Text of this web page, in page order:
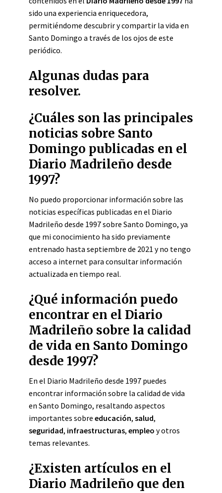
sido una experiencia enriquecedora,
permitiéndome descubrir y compartir la vida en
Santo Domingo a través de los ojos de este
periódico.
Algunas dudas para
resolver.
¿Cuáles son las principales
noticias sobre Santo
Domingo publicadas en el
Diario Madrileño desde
1997?
No puedo proporcionar información sobre las
noticias específicas publicadas en el Diario
Madrileño desde 1997 sobre Santo Domingo, ya
que mi conocimiento ha sido previamente
entrenado hasta septiembre de 2021 y no tengo
acceso a internet para consultar información
actualizada en tiempo real.
¿Qué información puedo
encontrar en el Diario
Madrileño sobre la calidad
de vida en Santo Domingo
desde 1997?
En el Diario Madrileño desde 1997 puedes
encontrar información sobre la calidad de vida
en Santo Domingo, resaltando aspectos
importantes sobre educación, salud,
seguridad, infraestructuras, empleo y otros
temas relevantes.
¿Existen artículos en el
Diario Madrileño que den